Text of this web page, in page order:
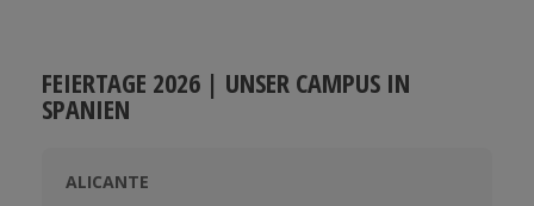
FEIERTAGE 2026 | UNSER CAMPUS IN
SPANIEN
ALICANTE